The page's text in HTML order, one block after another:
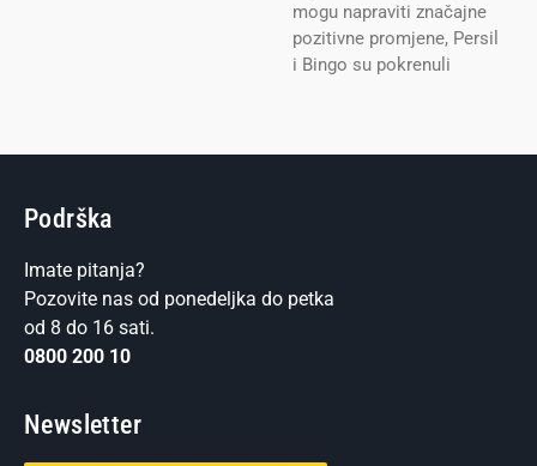
mogu napraviti značajne
pozitivne promjene, Persil
i Bingo su pokrenuli
Podrška
Imate pitanja?
Pozovite nas od ponedeljka do petka
od 8 do 16 sati.
0800 200 10
Newsletter